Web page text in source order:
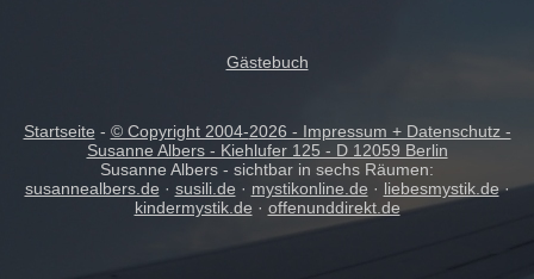
Gästebuch
Startseite - © Copyright 2004-2026 - Impressum + Datenschutz -
Susanne Albers - Kiehlufer 125 - D 12059 Berlin
Susanne Albers - sichtbar in sechs Räumen:
susannealbers.de · susili.de · mystikonline.de · liebesmystik.de·
kindermystik.de · offenunddirekt.de